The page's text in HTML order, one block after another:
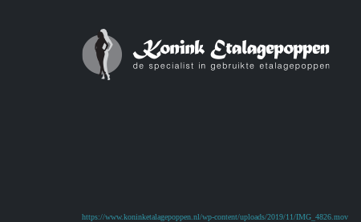
https://www.koninketalagepoppen.nl/wp-content/uploads/2019/11/IMG_4826.mov